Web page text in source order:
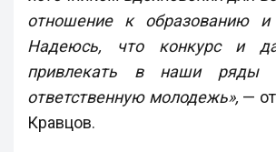
отношение к образованию и
Надеюсь, что конкурс и
привлекать в наши ряды
ответственную молодежь», —
Кравцов.